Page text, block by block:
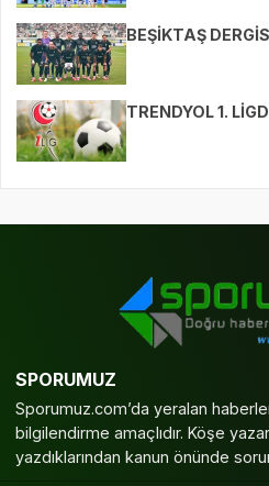
BEŞİKTAŞ
TRENDYOL 1.
SPORUMUZ
Sporumuz.com’da yeralan
bilgilendirme amaçlıdır. Köşe
yazdıklarından kanun önünde